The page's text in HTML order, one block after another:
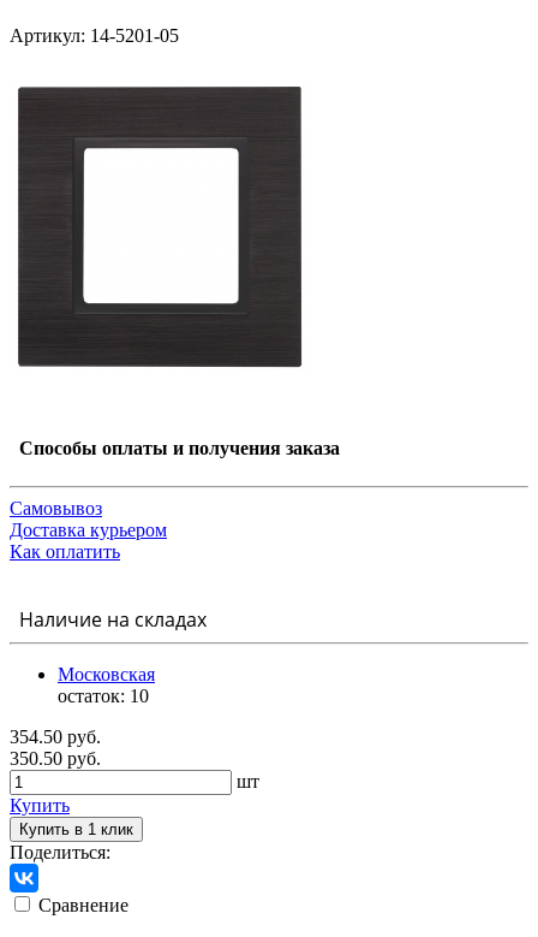
Артикул: 14-5201-05
Способы оплаты и получения заказа
Самовывоз
Доставка курьером
Как оплатить
Наличие на складах
Московская
остаток: 10
354.50 руб.
350.50 руб.
шт
Купить
Купить в 1 клик
Поделиться:
Сравнение